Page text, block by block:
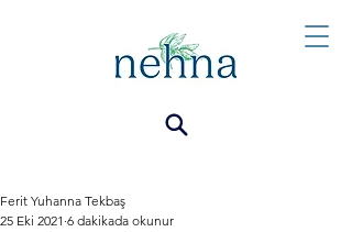
Ferit Yuhanna Tekbaş
25 Eki 2021 6 dakikada okunur